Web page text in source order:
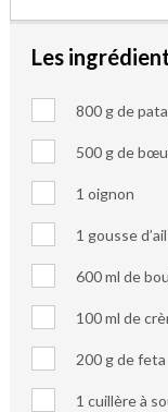
Les
800 g de
500 g de
1 oignon
1 gousse d’ail
600 ml de
100 ml de
200 g de feta
1 cuillère à